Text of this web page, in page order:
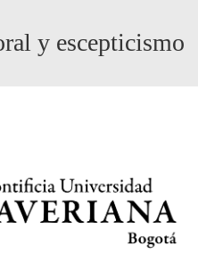
y escepticismo